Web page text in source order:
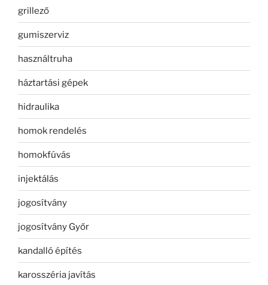
grillező
gumiszerviz
használtruha
háztartási gépek
hidraulika
homok rendelés
homokfúvás
injektálás
jogosítvány
jogosítvány Győr
kandalló építés
karosszéria javítás